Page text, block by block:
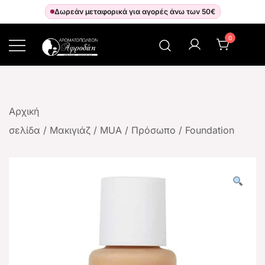
Δωρεάν μεταφορικά για αγορές άνω των 50€
0
Αρχική
σελίδα / Μακιγιάζ / MUA / Πρόσωπο / Foundation